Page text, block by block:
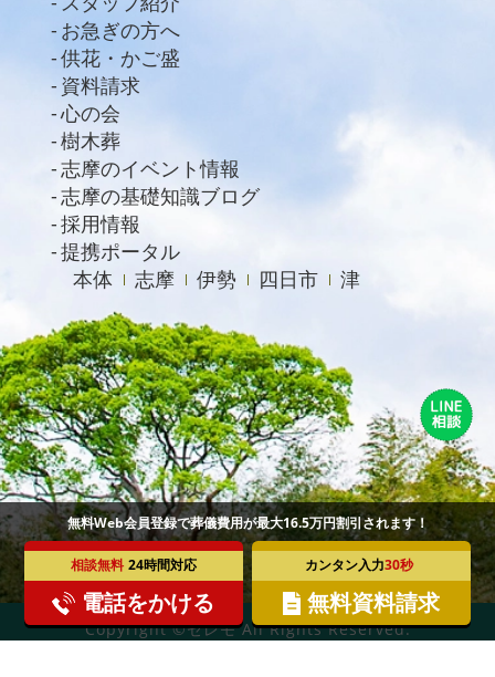
2020年9月
2020年8月
2020年7月
2020年6月
2020年4月
無料Web会員登録で葬儀費用が最大16.5万円割引されます！
相談無料 24時間対応
電話をかける
カンタン入力30秒
無料資料請求
お急ぎの方へ
供花・かご盛
資料請求
心の会
樹木葬
志摩のイベント情報
志摩の基礎知識ブログ
採用情報
提携ポータル
本体
志摩 伊勢 四日市 津
Copyright ©セレモ All Rights Reserved.